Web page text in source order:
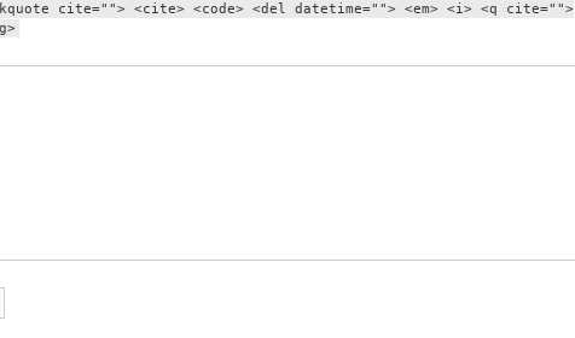
cite=""> <cite> <code> <del datetime=""> <em> <i> <q cite="">